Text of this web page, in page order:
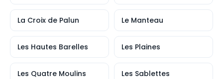
La Croix de Palun Le Manteau
Les Hautes Barelles Les Plaines
Les Quatre Moulins Les Sablettes